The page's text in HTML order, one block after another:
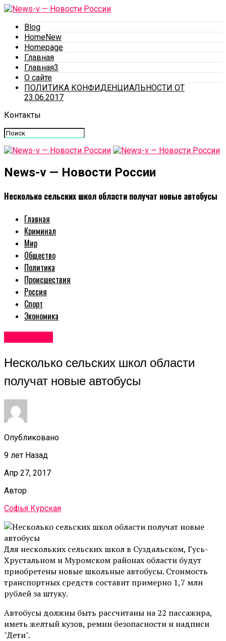
Blog
HomeNew
Homepage
Главная
Главная3
О сайте
ПОЛИТИКА КОНФИДЕНЦИАЛЬНОСТИ ОТ
23.06.2017
Контакты
News-v — Новости России
Несколько сельских школ области получат новые автобусы
Главная
Криминал
Мир
Общество
Политика
Происшествия
Россия
Спорт
Экономика
Несколько сельских школ области
получат новые автобусы
Опубликовано
9 лет Назад
Апр 27, 2017
Автор
Софья Курская
Для нескольких сельских школ в Суздальском, Гусь-
Хрустальном и Муромском районах области будут
приобретены новые школьные автобусы. Стоимость
транспортных средств составит примерно 1,7 млн
рублей за штуку.
Автобусы должны быть рассчитаны на 22 пассажира,
иметь желтый кузов, ремни безопасности и надписи
"Дети".